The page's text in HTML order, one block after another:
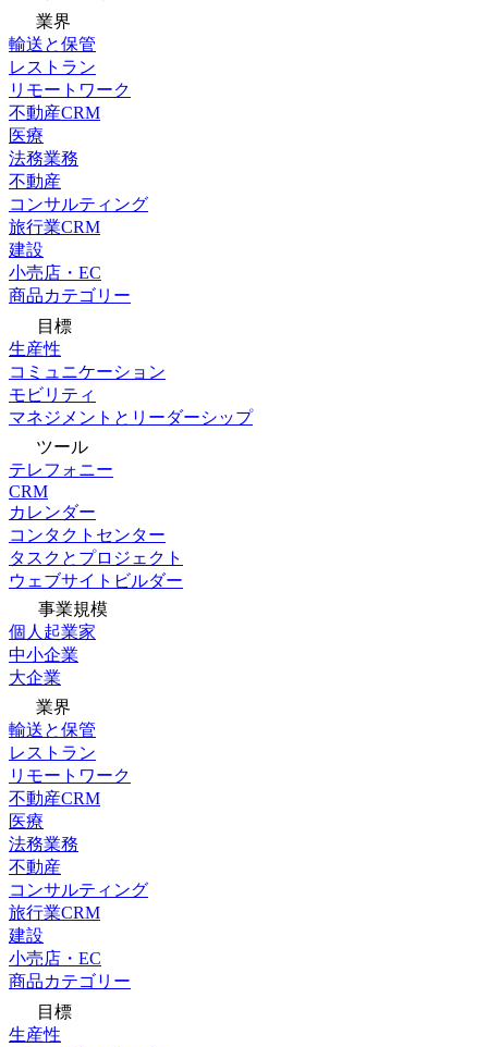
業界
輸送と保管
レストラン
リモートワーク
不動産CRM
医療
法務業務
不動産
コンサルティング
旅行業CRM
建設
小売店・EC
商品カテゴリー
目標
生産性
コミュニケーション
モビリティ
マネジメントとリーダーシップ
ツール
テレフォニー
CRM
カレンダー
コンタクトセンター
タスクとプロジェクト
ウェブサイトビルダー
事業規模
個人起業家
中小企業
大企業
業界
輸送と保管
レストラン
リモートワーク
不動産CRM
医療
法務業務
不動産
コンサルティング
旅行業CRM
建設
小売店・EC
商品カテゴリー
目標
生産性